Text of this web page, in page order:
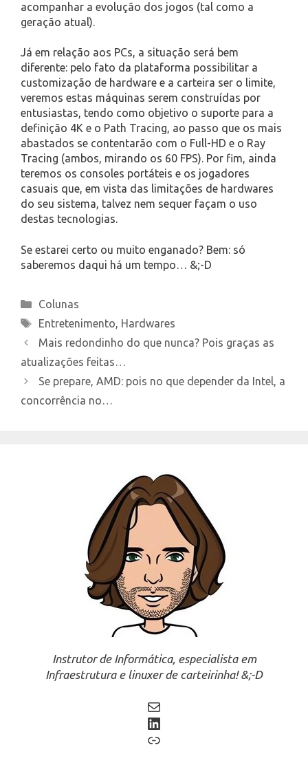
acompanhar a evolução dos jogos (tal como a
geração atual).
Já em relação aos PCs, a situação será bem
diferente: pelo fato da plataforma possibilitar a
customização de hardware e a carteira ser o limite,
veremos estas máquinas serem construídas por
entusiastas, tendo como objetivo o suporte para a
definição 4K e o Path Tracing, ao passo que os mais
abastados se contentarão com o Full-HD e o Ray
Tracing (ambos, mirando os 60 FPS). Por fim, ainda
teremos os consoles portáteis e os jogadores
casuais que, em vista das limitações de hardwares
do seu sistema, talvez nem sequer façam o uso
destas tecnologias.
Se estarei certo ou muito enganado? Bem: só
saberemos daqui há um tempo… &;-D
Categories
Colunas
Tags
Entretenimento, Hardwares
Mais redondinho do que nunca? Pois graças as
atualizações feitas…
Se prepare, AMD: pois no que depender da Intel, a
concorrência no…
Instrutor de Informática, especialista em
Infraestrutura e linuxer de carteirinha! &;-D
Mail
LinkedIn
Link